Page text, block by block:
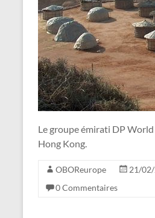
Le groupe émirati DP
Hong Kong.
OBOReurope 21/
0 Commentaires